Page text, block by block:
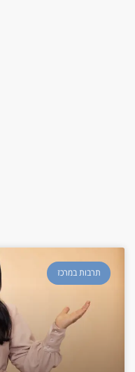
תרבות במרכז